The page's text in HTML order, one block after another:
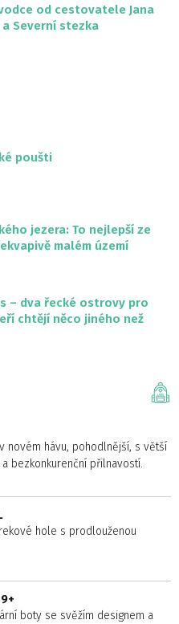
od cestovatele Jana
a Severní stezka
poušti
jezera: To nejlepší ze
malém území
– dva řecké ostrovy pro
chtějí něco jiného než
novém hávu, pohodlnější, s větší
bezkonkurenční přilnavostí.
hole s prodlouženou
boty se svěžím designem a